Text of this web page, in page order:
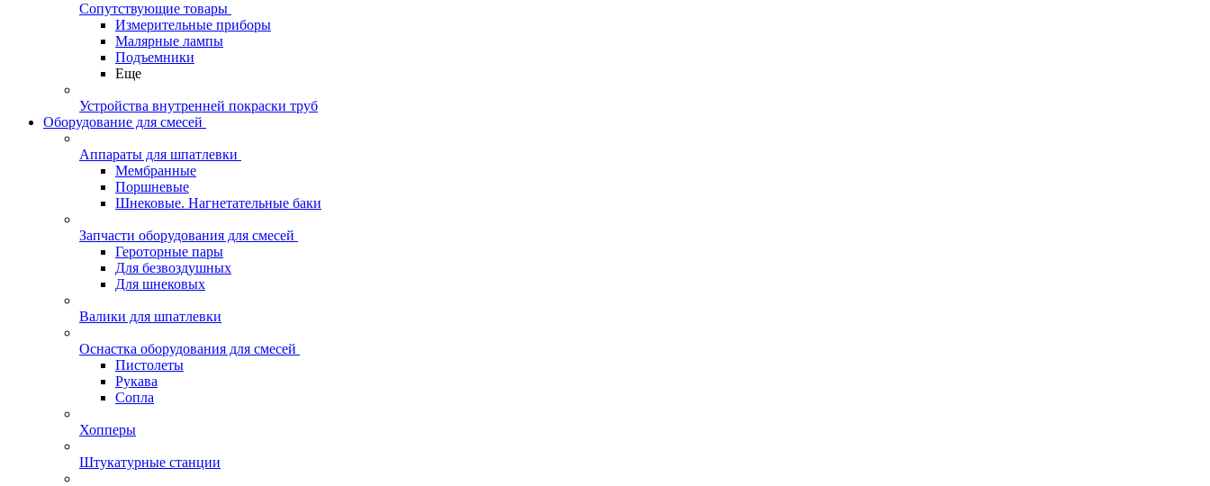
Сопутствующие товары
Измерительные приборы
Малярные лампы
Подъемники
Еще
Устройства внутренней покраски труб
Оборудование для смесей
Аппараты для шпатлевки
Мембранные
Поршневые
Шнековые. Нагнетательные баки
Запчасти оборудования для смесей
Героторные пары
Для безвоздушных
Для шнековых
Валики для шпатлевки
Оснастка оборудования для смесей
Пистолеты
Рукава
Сопла
Хопперы
Штукатурные станции